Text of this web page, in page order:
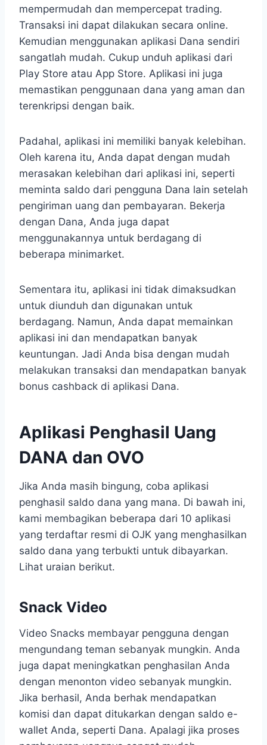
mempermudah dan mempercepat trading.
Transaksi ini dapat dilakukan secara online.
Kemudian menggunakan aplikasi Dana sendiri
sangatlah mudah. Cukup unduh aplikasi dari
Play Store atau App Store. Aplikasi ini juga
memastikan penggunaan dana yang aman dan
terenkripsi dengan baik.
Padahal, aplikasi ini memiliki banyak kelebihan.
Oleh karena itu, Anda dapat dengan mudah
merasakan kelebihan dari aplikasi ini, seperti
meminta saldo dari pengguna Dana lain setelah
pengiriman uang dan pembayaran. Bekerja
dengan Dana, Anda juga dapat
menggunakannya untuk berdagang di
beberapa minimarket.
Sementara itu, aplikasi ini tidak dimaksudkan
untuk diunduh dan digunakan untuk
berdagang. Namun, Anda dapat memainkan
aplikasi ini dan mendapatkan banyak
keuntungan. Jadi Anda bisa dengan mudah
melakukan transaksi dan mendapatkan banyak
bonus cashback di aplikasi Dana.
Aplikasi Penghasil Uang
DANA dan OVO
Jika Anda masih bingung, coba aplikasi
penghasil saldo dana yang mana. Di bawah ini,
kami membagikan beberapa dari 10 aplikasi
yang terdaftar resmi di OJK yang menghasilkan
saldo dana yang terbukti untuk dibayarkan.
Lihat uraian berikut.
Snack Video
Video Snacks membayar pengguna dengan
mengundang teman sebanyak mungkin. Anda
juga dapat meningkatkan penghasilan Anda
dengan menonton video sebanyak mungkin.
Jika berhasil, Anda berhak mendapatkan
komisi dan dapat ditukarkan dengan saldo e-
wallet Anda, seperti Dana. Apalagi jika proses